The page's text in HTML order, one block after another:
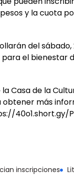
y la cuota
del sábado,
el bienestar
Casa de la
obtener más
40o1.short.gy/
inscripciones